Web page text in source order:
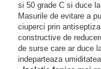
si 50 grade C si duce
Masurile de evitare a
ciuperci prin
constructive de
de surse care ar duce
indeparteaza